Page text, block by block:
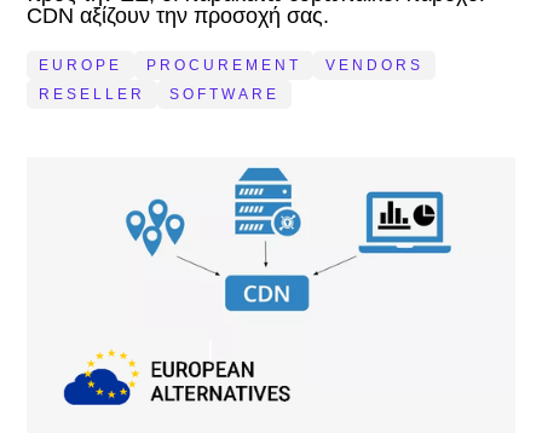
CDN αξίζουν την προσοχή σας.
EUROPE PROCUREMENT
VENDORS
RESELLER
SOFTWARE